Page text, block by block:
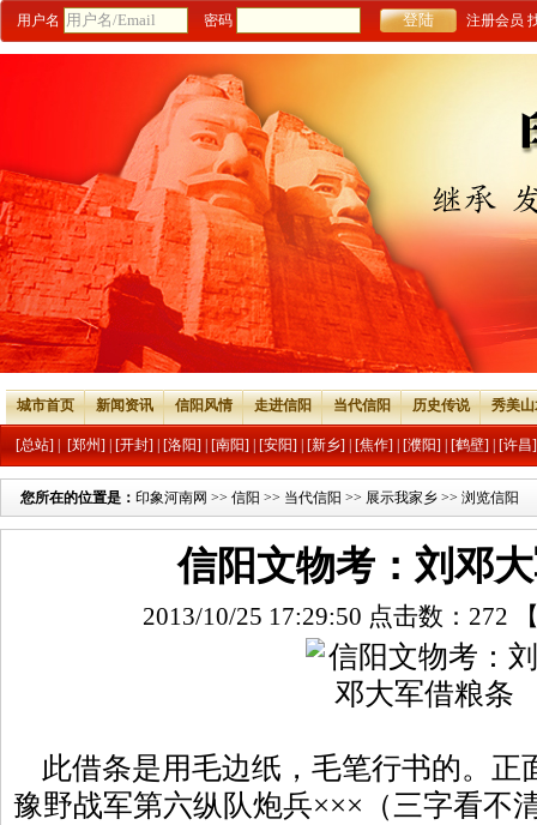
用户名 密码 注册会员
城市首页 新闻资讯 信阳风情 走进信阳 当代信阳 历史传说 秀美
[总站] [郑州] [开封] [洛阳] [南阳] [安阳] [新乡] [焦作] [濮阳] [鹤壁] [许昌]
您所在的位置是： 印象河南网 >> 信阳 >> 当代信阳 >> 展示我家乡 >> 浏览信阳
信阳文物考：刘邓
2013/10/25 17:29:50 点击数： 272
此借条是用毛边纸，毛笔行书的。正
豫野战军第六纵队炮兵×××（三字看不